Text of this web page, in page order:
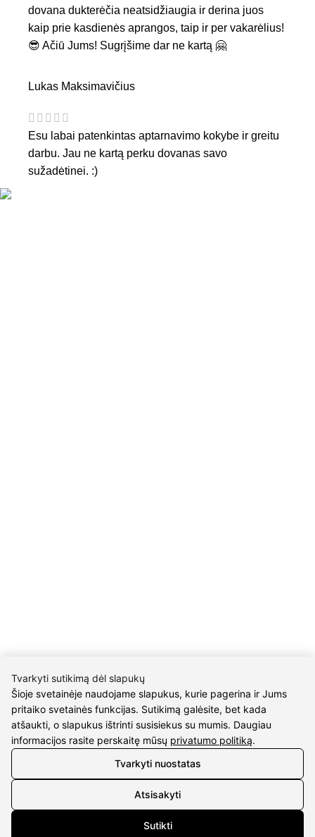
dovana dukterėčia neatsidžiaugia ir derina juos
kaip prie kasdienės aprangos, taip ir per vakarėlius!
😎 Ačiū Jums! Sugrįšime dar ne kartą 🤗
Lukas Maksimavičius
Esu labai patenkintas aptarnavimo kokybe ir greitu
darbu. Jau ne kartą perku dovanas savo
sužadėtinei. :)
Apie mus
Susipažink su kūrėjais
Kontaktai
2026 © visos teisės saugomos | Eidvina, UAB
Tvarkyti sutikimą dėl slapukų
Šioje svetainėje naudojame slapukus, kurie pagerina ir Jums
pritaiko svetainės funkcijas. Sutikimą galėsite, bet kada
atšaukti, o slapukus ištrinti susisiekus su mumis. Daugiau
informacijos rasite perskaitę mūsų privatumo politiką.
Tvarkyti nuostatas
Atsisakyti
Sutikti